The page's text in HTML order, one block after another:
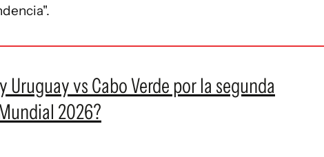
Uruguay vs Cabo Verde por la segunda
2026?